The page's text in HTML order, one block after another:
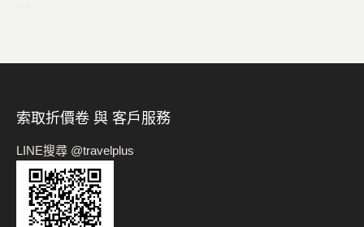
索取折價卷 與 客戶服務
LINE搜尋 @travelplus